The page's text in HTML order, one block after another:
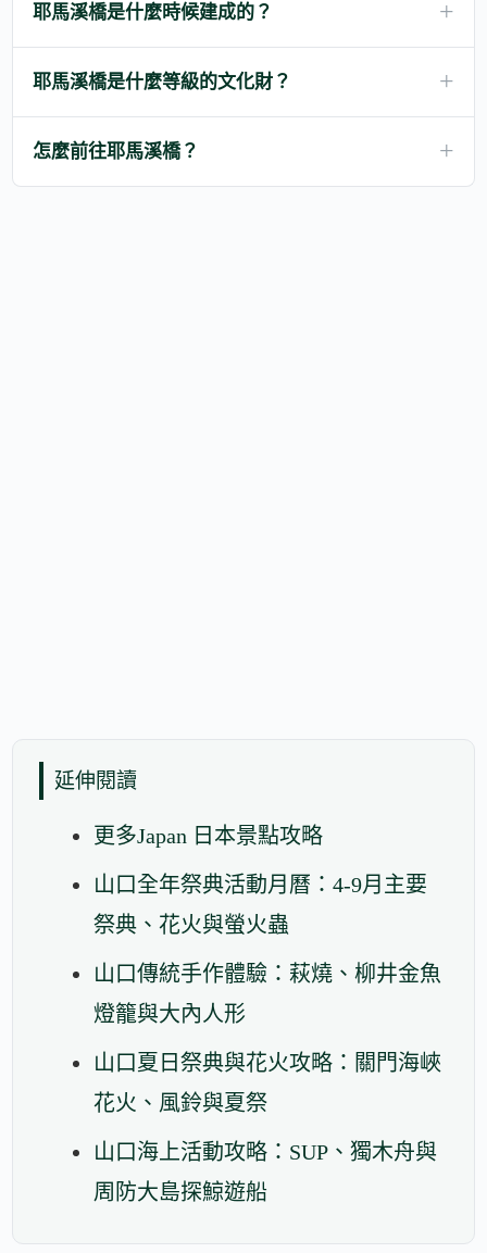
耶馬溪橋是什麼時候建成的？
耶馬溪橋是什麼等級的文化財？
怎麼前往耶馬溪橋？
延伸閱讀
更多Japan 日本景點攻略
山口全年祭典活動月曆：4-9月主要
祭典、花火與螢火蟲
山口傳統手作體驗：萩燒、柳井金魚
燈籠與大內人形
山口夏日祭典與花火攻略：關門海峽
花火、風鈴與夏祭
山口海上活動攻略：SUP、獨木舟與
周防大島探鯨遊船